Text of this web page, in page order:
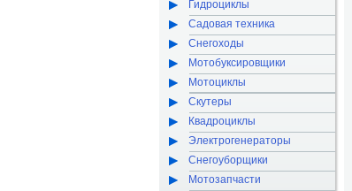
Гидроциклы
Садовая техника
Снегоходы
Мотобуксировщики
Мотоциклы
Скутеры
Квадроциклы
Электрогенераторы
Снегоуборщики
Мотозапчасти